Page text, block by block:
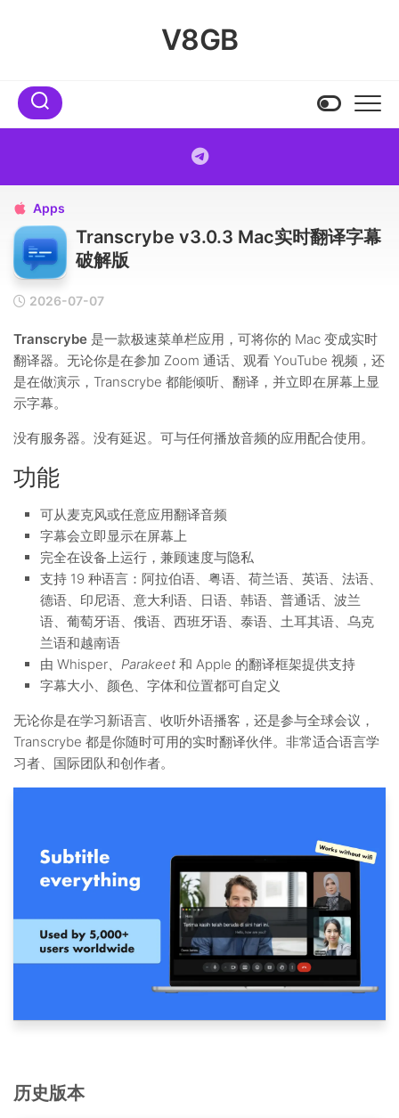
V8GB
 Apps
Transcrybe v3.0.3 Mac实时翻译字幕
破解版
2026-07-07
Transcrybe 是一款极速菜单栏应用，可将你的 Mac 变成实时
翻译器。无论你是在参加 Zoom 通话、观看 YouTube 视频，还
是在做演示，Transcrybe 都能倾听、翻译，并立即在屏幕上显
示字幕。
没有服务器。没有延迟。可与任何播放音频的应用配合使用。
功能
可从麦克风或任意应用翻译音频
字幕会立即显示在屏幕上
完全在设备上运行，兼顾速度与隐私
支持 19 种语言：阿拉伯语、粤语、荷兰语、英语、法语、
德语、印尼语、意大利语、日语、韩语、普通话、波兰
语、葡萄牙语、俄语、西班牙语、泰语、土耳其语、乌克
兰语和越南语
由 Whisper、Parakeet 和 Apple 的翻译框架提供支持
字幕大小、颜色、字体和位置都可自定义
无论你是在学习新语言、收听外语播客，还是参与全球会议，
Transcrybe 都是你随时可用的实时翻译伙伴。非常适合语言学
习者、国际团队和创作者。
历史版本